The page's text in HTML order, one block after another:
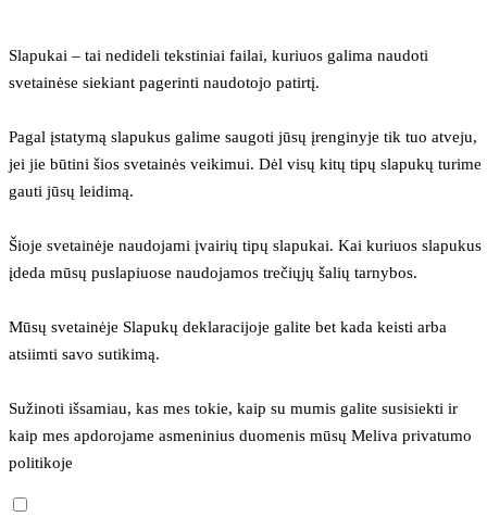
Slapukai – tai nedideli tekstiniai failai, kuriuos galima naudoti
svetainėse siekiant pagerinti naudotojo patirtį.
Pagal įstatymą slapukus galime saugoti jūsų įrenginyje tik tuo atveju,
jei jie būtini šios svetainės veikimui. Dėl visų kitų tipų slapukų turime
gauti jūsų leidimą.
Šioje svetainėje naudojami įvairių tipų slapukai. Kai kuriuos slapukus
įdeda mūsų puslapiuose naudojamos trečiųjų šalių tarnybos.
Mūsų svetainėje Slapukų deklaracijoje galite bet kada keisti arba
atsiimti savo sutikimą.
Sužinoti išsamiau, kas mes tokie, kaip su mumis galite susisiekti ir
kaip mes apdorojame asmeninius duomenis mūsų Meliva privatumo
politikoje